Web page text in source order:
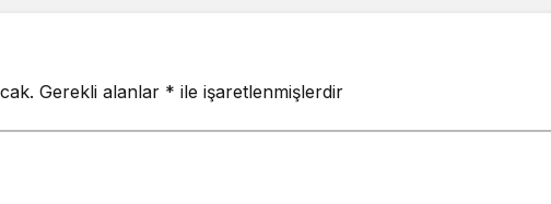
Gerekli alanlar * ile işaretlenmişlerdir